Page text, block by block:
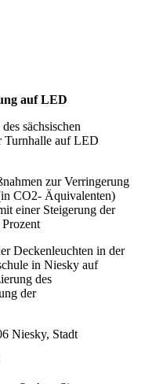
auf LED
sächsischen
Turnhalle auf LED
zur Verringerung
CO2- Äquivalenten)
einer Steigerung der
Deckenleuchten in der
in Niesky auf
des
der
Niesky, Stadt